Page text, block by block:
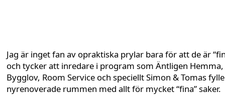
Jag är inget fan av opraktiska prylar bara för att de är
och tycker att inredare i program som Äntligen Hemma,
Bygglov, Room Service och speciellt Simon & Tomas
nyrenoverade rummen med allt för mycket “fina” saker.